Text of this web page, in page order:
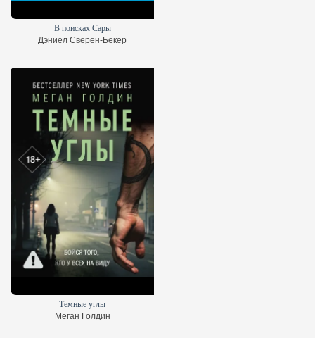
В поисках Сары
Дэниел Сверен-Бекер
Темные углы
Меган Голдин